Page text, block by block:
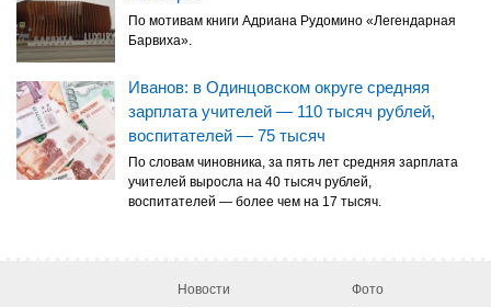
По мотивам книги Адриана Рудомино «Легендарная
Барвиха».
Иванов: в Одинцовском округе средняя
зарплата учителей — 110 тысяч рублей,
воспитателей — 75 тысяч
По словам чиновника, за пять лет средняя зарплата
учителей выросла на 40 тысяч рублей,
воспитателей — более чем на 17 тысяч.
Новости
Фото